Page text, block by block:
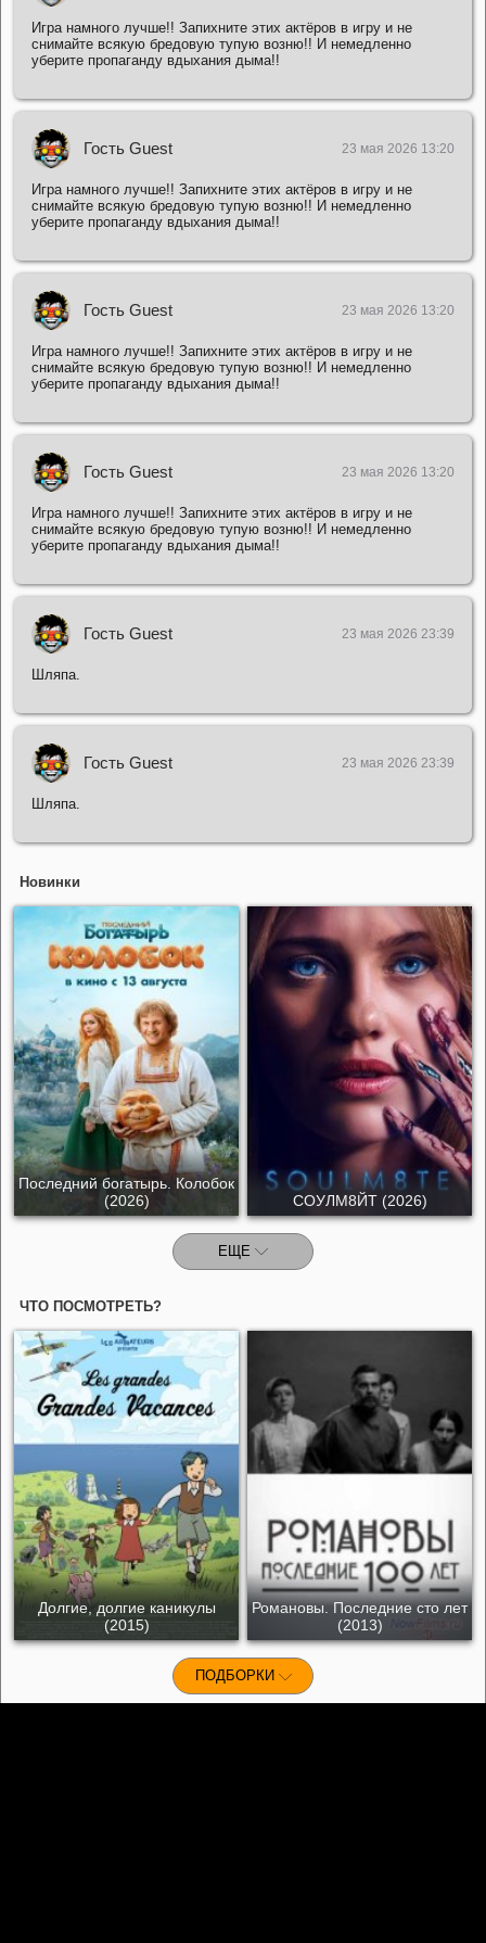
Игра намного лучше!! Запихните этих актёров в игру и не
снимайте всякую бредовую тупую возню!! И немедленно
уберите пропаганду вдыхания дыма!!
Гость Guest 23 мая 2026 13:20
Игра намного лучше!! Запихните этих актёров в игру и не
снимайте всякую бредовую тупую возню!! И немедленно
уберите пропаганду вдыхания дыма!!
Гость Guest 23 мая 2026 13:20
Игра намного лучше!! Запихните этих актёров в игру и не
снимайте всякую бредовую тупую возню!! И немедленно
уберите пропаганду вдыхания дыма!!
Гость Guest 23 мая 2026 13:20
Игра намного лучше!! Запихните этих актёров в игру и не
снимайте всякую бредовую тупую возню!! И немедленно
уберите пропаганду вдыхания дыма!!
Гость Guest 23 мая 2026 23:39
Шляпа.
Гость Guest 23 мая 2026 23:39
Шляпа.
Новинки
Последний богатырь. Колобок
(2026)
СОУЛМ8ЙТ (2026)
ЕЩЕ
ЧТО ПОСМОТРЕТЬ?
Долгие, долгие каникулы
(2015)
Романовы. Последние сто лет
(2013)
ПОДБОРКИ